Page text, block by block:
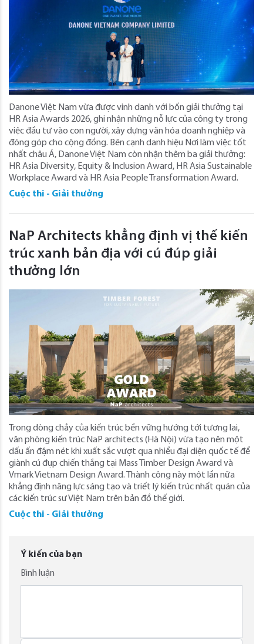
Danone Việt Nam vừa được vinh danh với bốn giải thưởng tại
HR Asia Awards 2026, ghi nhận những nỗ lực của công ty trong
việc đầu tư vào con người, xây dựng văn hóa doanh nghiệp và
đóng góp cho cộng đồng. Bên cạnh danh hiệu Nơi làm việc tốt
nhất châu Á, Danone Việt Nam còn nhận thêm ba giải thưởng:
HR Asia Diversity, Equity & Inclusion Award, HR Asia Sustainable
Workplace Award và HR Asia People Transformation Award.
Cuộc thi - Giải thưởng
NaP Architects khẳng định vị thế kiến
trúc xanh bản địa với cú đúp giải
thưởng lớn
Trong dòng chảy của kiến trúc bền vững hướng tới tương lai,
văn phòng kiến trúc NaP architects (Hà Nội) vừa tạo nên một
dấu ấn đậm nét khi xuất sắc vượt qua nhiều đại diện quốc tế để
giành cú đụp chiến thắng tại Mass Timber Design Award và
Vmark Vietnam Design Award. Thành công này một lần nữa
khẳng định năng lực sáng tạo và triết lý kiến trúc nhất quán của
các kiến trúc sư Việt Nam trên bản đồ thế giới.
Cuộc thi - Giải thưởng
Ý kiến của bạn
Bình luận